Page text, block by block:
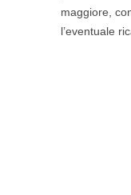
maggiore,
l’eventuale